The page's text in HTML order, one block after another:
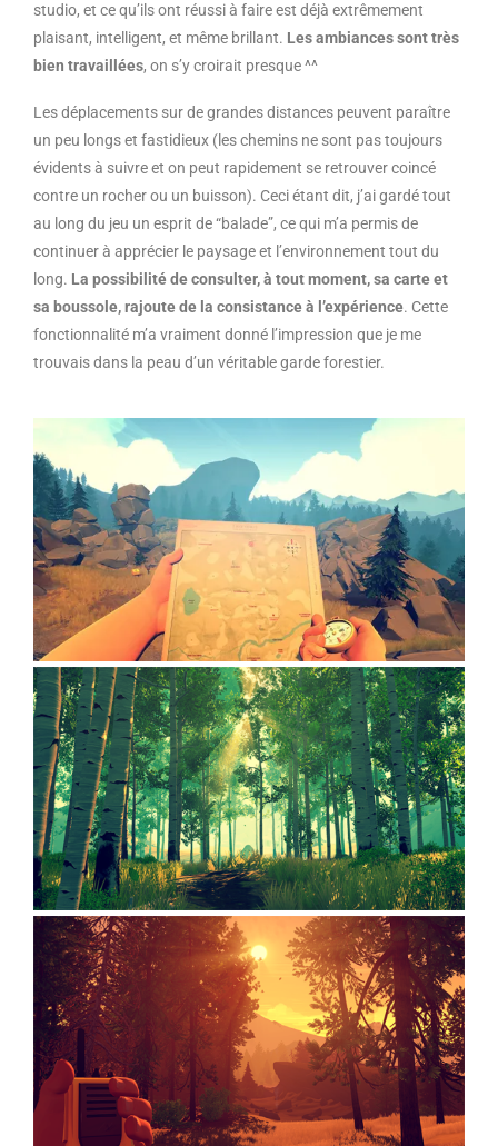
studio, et ce qu’ils ont réussi à faire est déjà extrêmement
plaisant, intelligent, et même brillant. Les ambiances sont très
bien travaillées, on s’y croirait presque ^^
Les déplacements sur de grandes distances peuvent paraître
un peu longs et fastidieux (les chemins ne sont pas toujours
évidents à suivre et on peut rapidement se retrouver coincé
contre un rocher ou un buisson). Ceci étant dit, j’ai gardé tout
au long du jeu un esprit de “balade”, ce qui m’a permis de
continuer à apprécier le paysage et l’environnement tout du
long. La possibilité de consulter, à tout moment, sa carte et
sa boussole, rajoute de la consistance à l’expérience. Cette
fonctionnalité m’a vraiment donné l’impression que je me
trouvais dans la peau d’un véritable garde forestier.